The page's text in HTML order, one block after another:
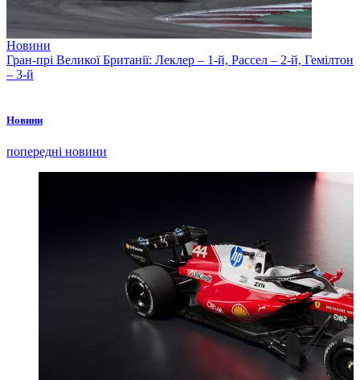
Новини
Гран-прі Великої Британії: Леклер – 1-й, Рассел – 2-й, Гемілтон
– 3-й
Новини
попередні новини